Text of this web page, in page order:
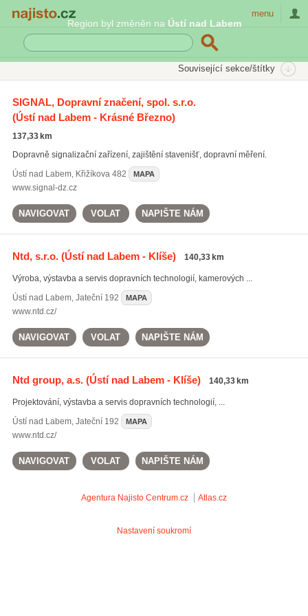
Region byl změněn na Ústí nad Labem
menu
Související sekce/štítky
SIGNAL, Dopravní značení, spol. s.r.o.
(Ústí nad Labem - Krásné Březno)
137,33 km
Dopravně signalizační zařízení, zajištění stavenišť, dopravní měření.
Ústí nad Labem, Křižíkova 482 MAPA
www.signal-dz.cz
NAVIGOVAT VOLAT NAPIŠTE NÁM
Ntd, s.r.o.(Ústí nad Labem - Klíše) 140,33 km
Výroba, výstavba a servis dopravních technologií, kamerových ...
Ústí nad Labem, Jateční 192 MAPA
www.ntd.cz/
NAVIGOVAT VOLAT NAPIŠTE NÁM
Ntd group, a.s.(Ústí nad Labem - Klíše) 140,33 km
Projektování, výstavba a servis dopravních technologií, ...
Ústí nad Labem, Jateční 192 MAPA
www.ntd.cz/
NAVIGOVAT VOLAT NAPIŠTE NÁM
Agentura Najisto Centrum.cz Atlas.cz
Nastavení soukromí